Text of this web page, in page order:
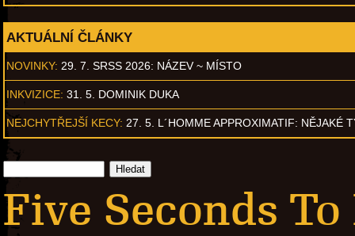
AKTUÁLNÍ ČLÁNKY
NOVINKY: 29. 7. SRSS 2026: NÁZEV ~ MÍSTO
INKVIZICE: 31. 5. DOMINIK DUKA
NEJCHYTŘEJŠÍ KECY: 27. 5. L´HOMME APPROXIMATIF: NĚJAKÉ
Five Seconds To